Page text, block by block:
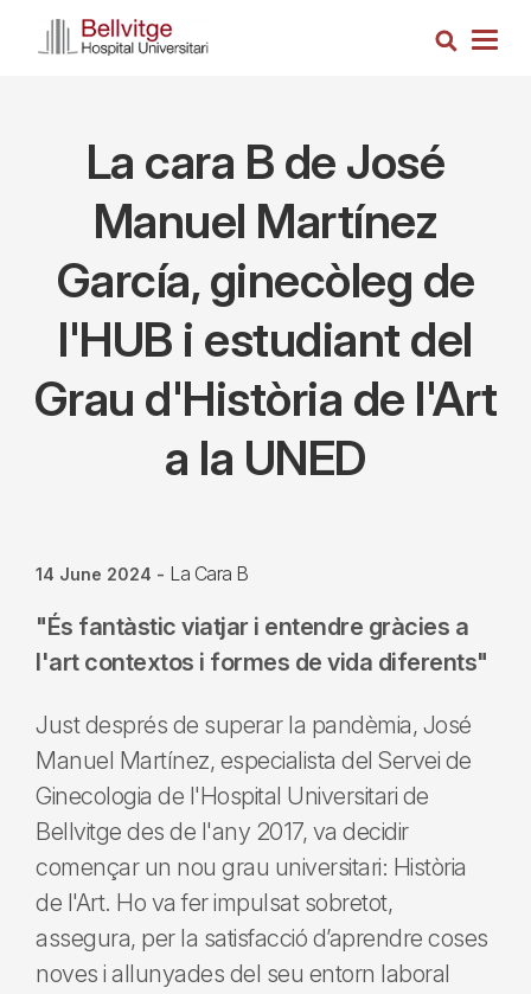
Search
La cara B de José
Manuel Martínez
García, ginecòleg de
l'HUB i estudiant del
Grau d'Història de l'Art
a la UNED
14 June 2024 - La Cara B
"És fantàstic viatjar i entendre gràcies a
l'art contextos i formes de vida diferents"
Just després de superar la pandèmia, José
Manuel Martínez, especialista del Servei de
Ginecologia de l'Hospital Universitari de
Bellvitge des de l'any 2017, va decidir
començar un nou grau universitari: Història
de l'Art. Ho va fer impulsat sobretot,
assegura, per la satisfacció d’aprendre coses
noves i allunyades del seu entorn laboral